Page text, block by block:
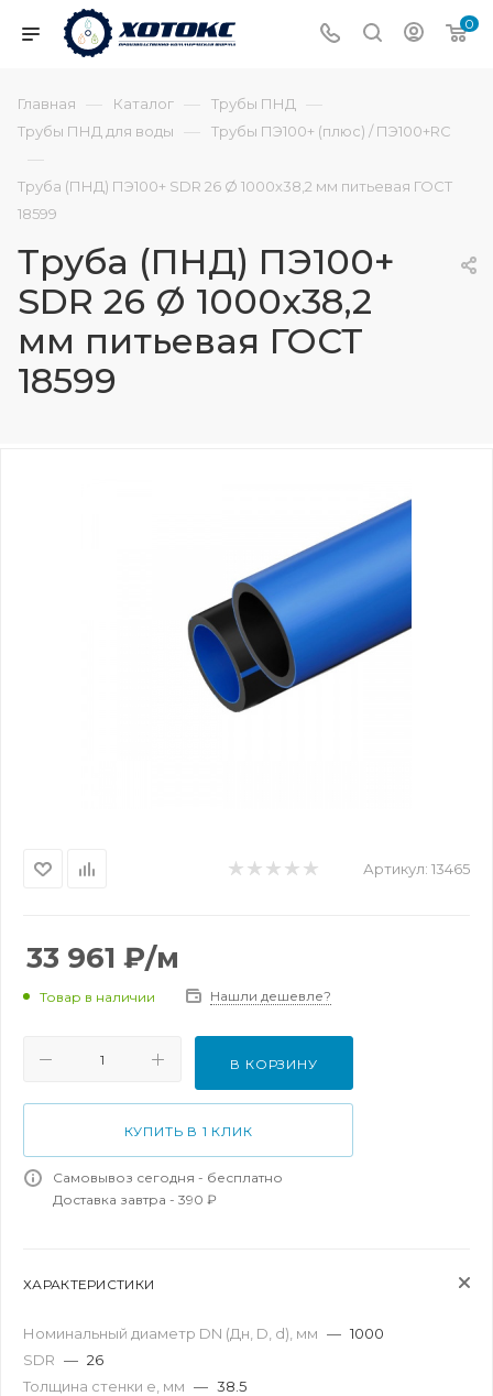
0
Главная — Каталог — Трубы ПНД —
Трубы ПНД для воды — Трубы ПЭ100+ (плюс) / ПЭ100+RC
—
Труба (ПНД) ПЭ100+ SDR 26 Ø 1000х38,2 мм питьевая ГОСТ
18599
Труба (ПНД) ПЭ100+
SDR 26 Ø 1000х38,2
мм питьевая ГОСТ
18599
Артикул: 13465
33 961 ₽/м
Товар в наличии Нашли дешевле?
В КОРЗИНУ
КУПИТЬ В 1 КЛИК
Самовывоз сегодня - бесплатно
Доставка завтра - 390 ₽
ХАРАКТЕРИСТИКИ
Номинальный диаметр DN (Дн, D, d), мм — 1000
SDR — 26
Толщина стенки e, мм — 38.5